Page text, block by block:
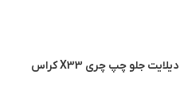
دیلایت جلو چپ چری X33 کراس